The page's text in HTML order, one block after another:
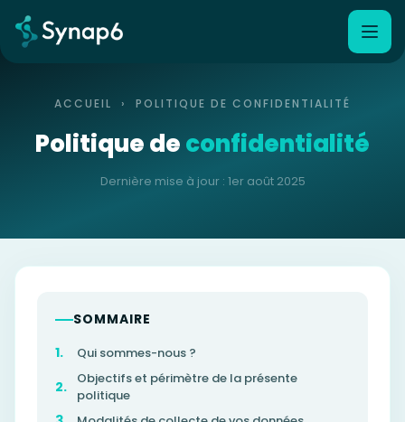
ACCUEIL › POLITIQUE DE CONFIDENTIALITÉ
Politique deconfidentialité
Dernière mise à jour : 1er août 2025
SOMMAIRE
Qui sommes-nous ?
Objectifs et périmètre de la présente
politique